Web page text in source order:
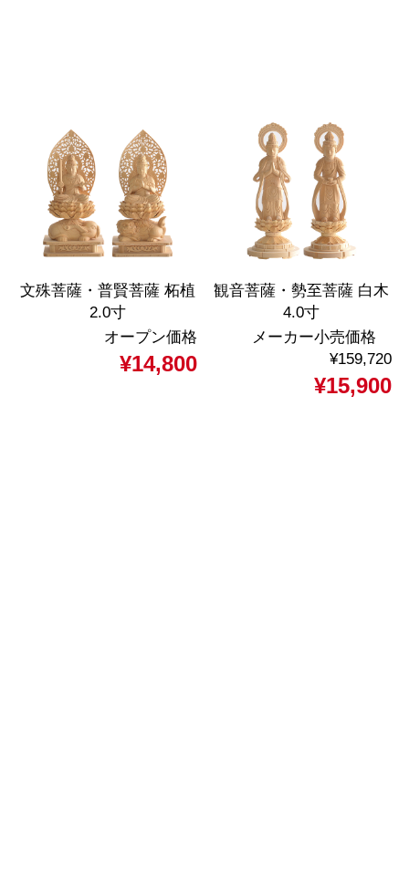
文殊菩薩・普賢菩薩 柘植
2.0寸
オープン価格
¥14,800
観音菩薩・勢至菩薩 白木
4.0寸
メーカー小売価格
¥159,720
¥15,900